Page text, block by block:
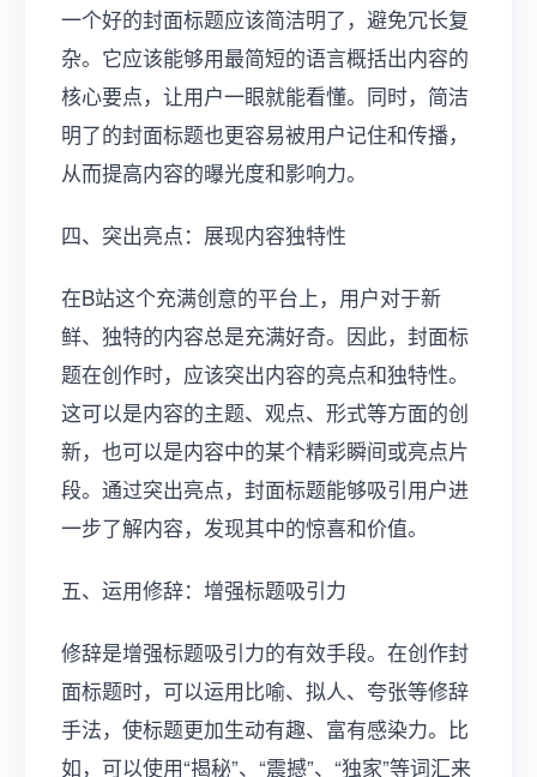
一个好的封面标题应该简洁明了，避免冗长复
杂。它应该能够用最简短的语言概括出内容的
核心要点，让用户一眼就能看懂。同时，简洁
明了的封面标题也更容易被用户记住和传播，
从而提高内容的曝光度和影响力。
四、突出亮点：展现内容独特性
在B站这个充满创意的平台上，用户对于新
鲜、独特的内容总是充满好奇。因此，封面标
题在创作时，应该突出内容的亮点和独特性。
这可以是内容的主题、观点、形式等方面的创
新，也可以是内容中的某个精彩瞬间或亮点片
段。通过突出亮点，封面标题能够吸引用户进
一步了解内容，发现其中的惊喜和价值。
五、运用修辞：增强标题吸引力
修辞是增强标题吸引力的有效手段。在创作封
面标题时，可以运用比喻、拟人、夸张等修辞
手法，使标题更加生动有趣、富有感染力。比
如，可以使用“揭秘”、“震撼”、“独家”等词汇来